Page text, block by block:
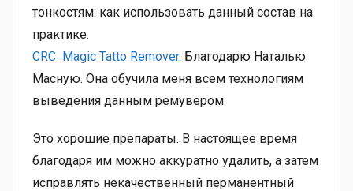
тонкостям: как использовать данный состав на
практике.
CRC Magic Tatto Remover. Благодарю Наталью
Масную. Она обучила меня всем технологиям
выведения данным ремувером.
Это хорошие препараты. В настоящее время
благодаря им можно аккуратно удалить, а затем
исправлять некачественный перманентный